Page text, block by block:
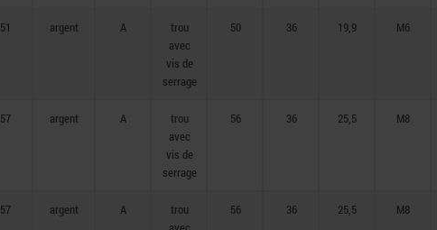
51 argent A
trou
avec
vis de
serrage
50 36 19,9 M6
57 argent A
trou
avec
vis de
serrage
56 36 25,5 M8
57 argent A
trou
56 36 25,5 M8